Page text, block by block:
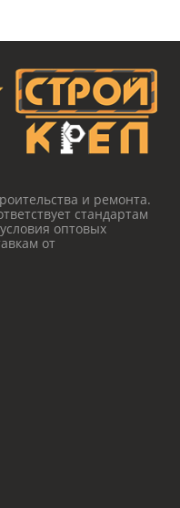
и ремонта.
стандартам
оптовых
от